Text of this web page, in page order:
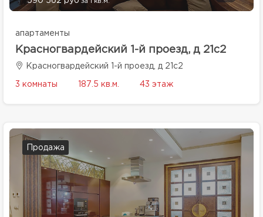
апартаменты
Красногвардейский 1-й проезд, д 21с2
Красногвардейский 1-й проезд, д 21с2
3 комнаты 187.5 кв.м. 43 этаж
Продажа